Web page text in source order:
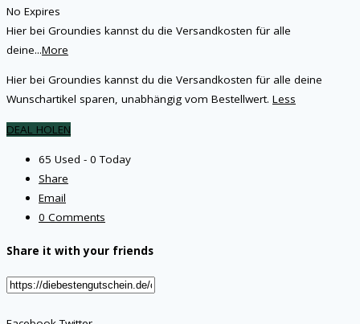
No Expires
Hier bei Groundies kannst du die Versandkosten für alle
deine...More
Hier bei Groundies kannst du die Versandkosten für alle deine
Wunschartikel sparen, unabhängig vom Bestellwert. Less
DEAL HOLEN
65 Used - 0 Today
Share
Email
0 Comments
Share it with your friends